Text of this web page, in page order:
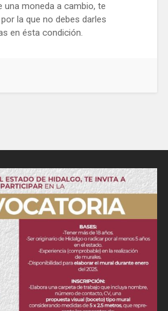
una moneda a cambio, te
la que no debes darles
en ésta condición.